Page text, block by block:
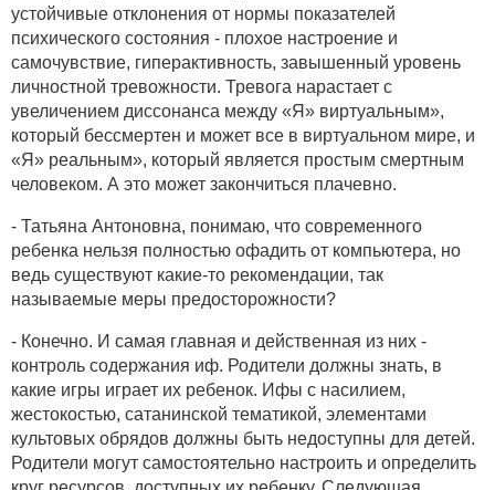
устойчивые отклонения от нормы показателей
психического состояния - плохое настроение и
самочувствие, гиперактивность, завышенный уровень
личностной тревожности. Тревога нарастает с
увеличением диссонанса между «Я» виртуальным»,
который бессмертен и может все в виртуальном мире, и
«Я» реальным», который является простым смертным
человеком. А это может закончиться плачевно.
- Татьяна Антоновна, понимаю, что современного
ребенка нельзя полностью офадить от компьютера, но
ведь существуют какие-то рекомендации, так
называемые меры предосторожности?
- Конечно. И самая главная и действенная из них -
контроль содержания иф. Родители должны знать, в
какие игры играет их ребенок. Ифы с насилием,
жестокостью, сатанинской тематикой, элементами
культовых обрядов должны быть недоступны для детей.
Родители могут самостоятельно настроить и определить